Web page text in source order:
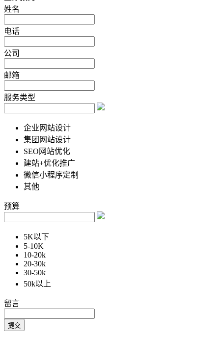
姓名
电话
公司
邮箱
服务类型
企业网站设计
集团网站设计
SEO网站优化
建站+优化推广
微信小程序定制
其他
预算
5K以下
5-10K
10-20k
20-30k
30-50k
50k以上
留言